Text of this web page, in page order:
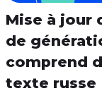
Mise à jour
de
comprend
texte russe